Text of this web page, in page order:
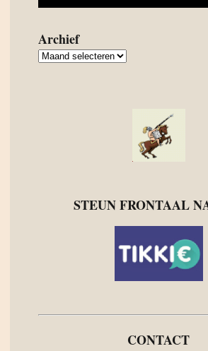
Archief
Archief
STEUN FRONTAAL
CONTACT